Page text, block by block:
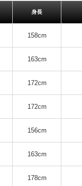
身長
158cm
163cm
172cm
172cm
156cm
163cm
178cm